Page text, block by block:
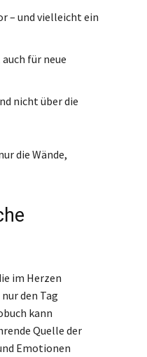
– und vielleicht ein
für neue
nicht über die
die Wände,
im Herzen
den Tag
kann
Quelle der
Emotionen